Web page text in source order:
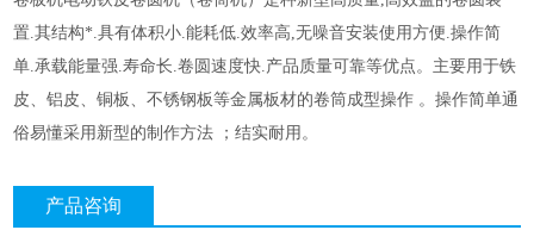
置.其结构*.具有体积小.能耗低.效率高,无噪音安装使用方便.操作简
单.承载能量强.寿命长.卷圆速度快.产品质量可靠等优点。主要用于铁
皮、铝皮、铜板、不锈钢板等金属板材的卷筒成型操作 。操作简单通
俗易懂采用新型的制作方法 ；结实耐用。
产品咨询